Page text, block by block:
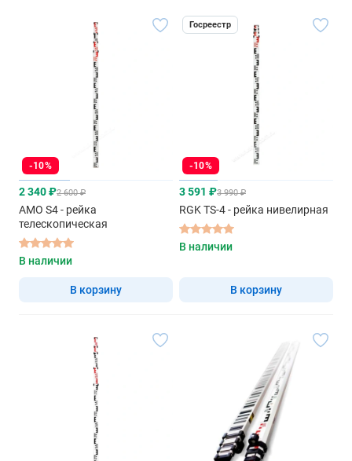
-10%
2 340 ₽2 600 ₽
AMO S4 - рейка
телескопическая
В наличии
В корзину
Госреестр
-10%
3 591 ₽3 990 ₽
RGK TS-4 - рейка нивелирная
В наличии
В корзину